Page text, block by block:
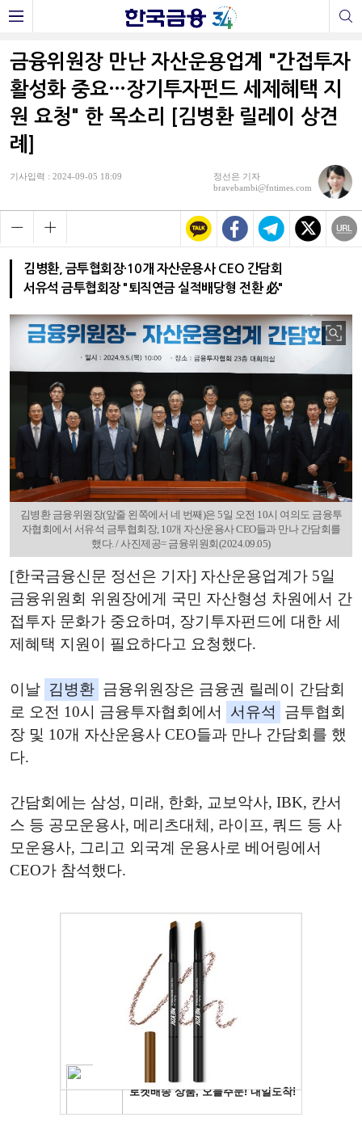
금융위원장 만난 자산운용업계 "간접투자
활성화 중요…장기투자펀드 세제혜택 지
원 요청" 한 목소리 [김병환 릴레이 상견
례]
기사입력 : 2024-09-05 18:09
정선은 기자
bravebambi@fntimes.com
김병환, 금투협회장·10개 자산운용사 CEO 간담회
서유석 금투협회장 "퇴직연금 실적배당형 전환 必"
김병환 금융위원장(앞줄 왼쪽에서 네 번째)은 5일 오전 10시 여의도 금융투
자협회에서 서유석 금투협회장, 10개 자산운용사 CEO들과 만나 간담회를
했다. / 사진제공= 금융위원회(2024.09.05)
[한국금융신문 정선은 기자] 자산운용업계가 5일
금융위원회 위원장에게 국민 자산형성 차원에서 간
접투자 문화가 중요하며, 장기투자펀드에 대한 세
제혜택 지원이 필요하다고 요청했다.
이날 김병환 금융위원장은 금융권 릴레이 간담회
로 오전 10시 금융투자협회에서
서유석
금투협회
장 및 10개 자산운용사 CEO들과 만나 간담회를 했
다.
간담회에는 삼성, 미래, 한화, 교보악사, IBK, 칸서
스 등 공모운용사, 메리츠대체, 라이프, 쿼드 등 사
모운용사, 그리고 외국계 운용사로 베어링에서
CEO가 참석했다.